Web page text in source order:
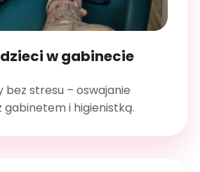
w gabinecie
bez stresu – oswajanie
gabinetem i higienistką.